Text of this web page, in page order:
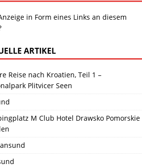
in Form eines Links an diesem
ARTIKEL
Reise nach Kroatien, Teil 1 –
Plitvicer Seen
M Club Hotel Drawsko Pomorskie